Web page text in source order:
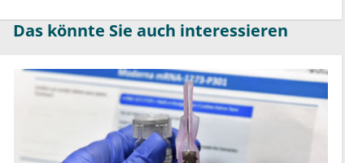
Das könnte Sie auch interessieren